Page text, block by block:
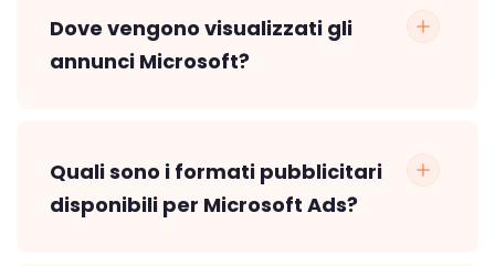
Dove vengono visualizzati gli
annunci Microsoft?
Quali sono i formati pubblicitari
disponibili per Microsoft Ads?